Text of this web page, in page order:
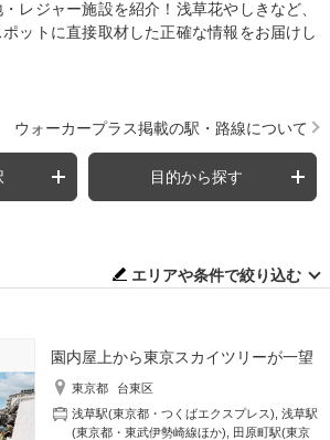
レジャー施設を紹介！浅草花やしきなど、
ットに直接取材した正確な情報をお届けし
ウォーカープラス掲載の駅・路線について
目的から探す
エリアや条件で絞り込む
園内屋上から東京スカイツリーが一望
東京都
台東区
浅草駅(東京都・つくばエクスプレス) ,浅草駅
(東京都・東武伊勢崎線ほか)
田原町駅(東京